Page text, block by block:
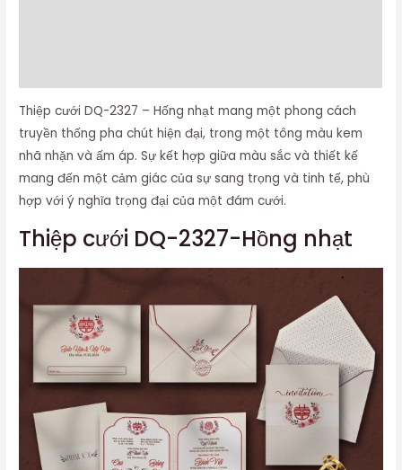
Thiệp cưới DQ-2327 – Hống nhạt mang một phong cách
truyền thống pha chút hiện đại, trong một tông màu kem
nhã nhặn và ấm áp. Sự kết hợp giữa màu sắc và thiết kế
mang đến một cảm giác của sự sang trọng và tinh tế, phù
hợp với ý nghĩa trọng đại của một đám cưới.
Thiệp cưới DQ-2327-Hồng nhạt